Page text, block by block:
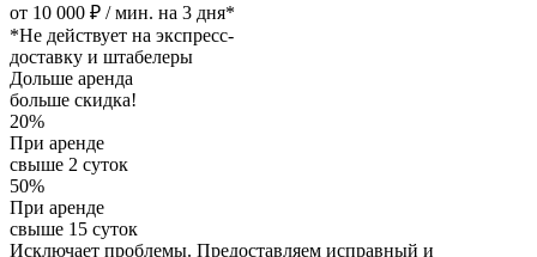
от 10 000 ₽ / мин. на 3 дня*
*Не действует на экспресс-
доставку и штабелеры
Дольше аренда
больше скидка!
20%
При аренде
свыше 2 суток
50%
При аренде
свыше 15 суток
Исключает проблемы. Предоставляем исправный и